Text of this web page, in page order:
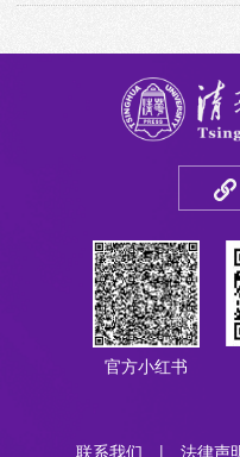
官方小红书
联系我们 | 法律声